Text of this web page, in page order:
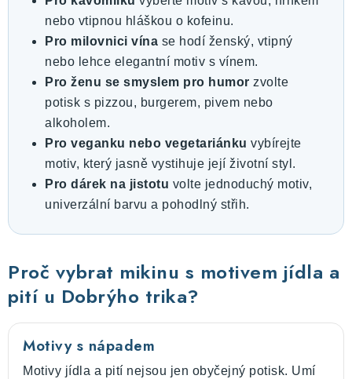
nebo vtipnou hláškou o kofeinu.
Pro milovnici vína se hodí ženský, vtipný
nebo lehce elegantní motiv s vínem.
Pro ženu se smyslem pro humor zvolte
potisk s pizzou, burgerem, pivem nebo
alkoholem.
Pro veganku nebo vegetariánku vybírejte
motiv, který jasně vystihuje její životní styl.
Pro dárek na jistotu volte jednoduchý motiv,
univerzální barvu a pohodlný střih.
Proč vybrat mikinu s motivem jídla a
pití u Dobrýho trika?
Motivy s nápadem
Motivy jídla a pití nejsou jen obyčejný potisk. Umí